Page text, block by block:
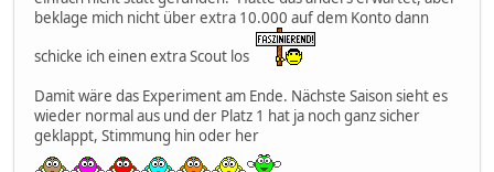
beklage mich nicht über extra 10.000 auf dem Konto dann
schicke ich einen extra Scout los
Damit wäre das Experiment am Ende. Nächste Saison sieht es
wieder normal aus und der Platz 1 hat ja noch ganz sicher
geklappt, Stimmung hin oder her